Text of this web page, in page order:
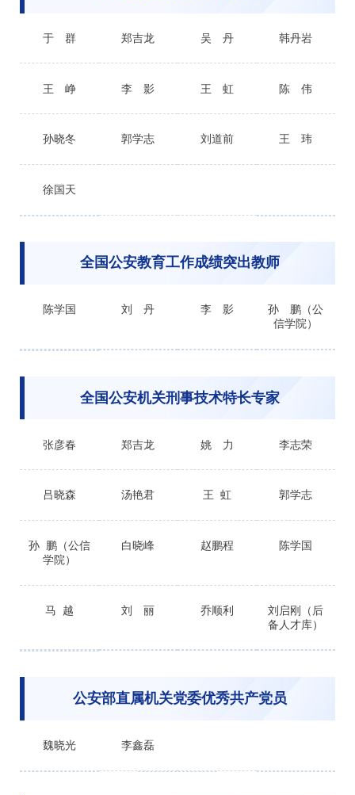
于 群 郑吉龙 吴 丹 韩丹岩
王 峥 李 影 王 虹 陈 伟
孙晓冬 郭学志 刘道前 王 玮
徐国天
全国公安教育工作成绩突出教师
陈学国 刘 丹 李 影
孙 鹏（公
信学院）
全国公安机关刑事技术特长专家
张彦春 郑吉龙 姚 力 李志荣
吕晓森 汤艳君 王 虹 郭学志
孙 鹏（公信
学院）
白晓峰 赵鹏程 陈学国
马 越 刘 丽 乔顺利
刘启刚（后
备人才库）
公安部直属机关党委优秀共产党员
魏晓光 李鑫磊